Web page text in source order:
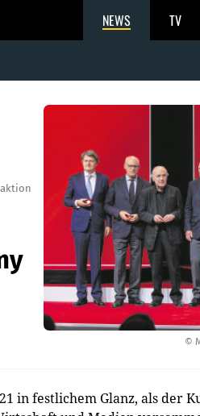
NEWS TV
©
in festlichem Glanz, als der